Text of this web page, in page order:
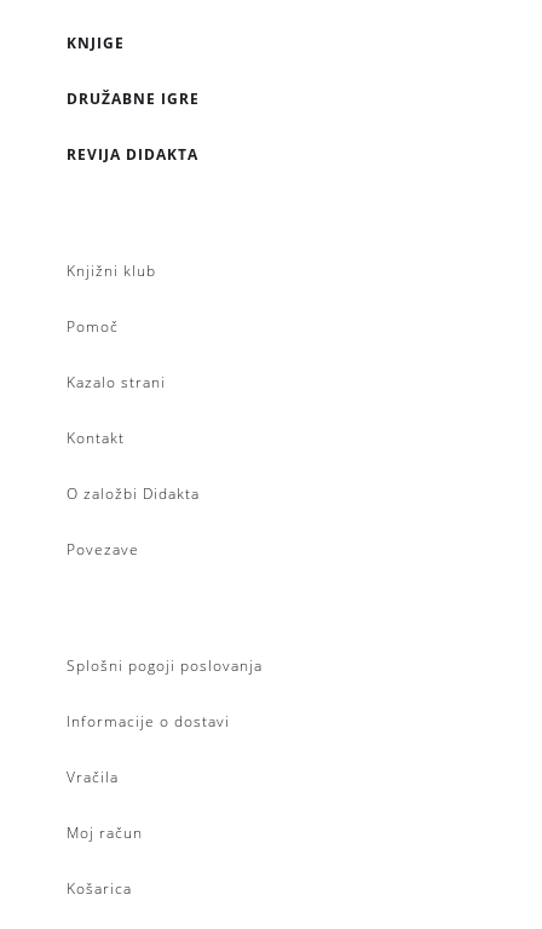
KNJIGE
DRUŽABNE IGRE
REVIJA DIDAKTA
Knjižni klub
Pomoč
Kazalo strani
Kontakt
O založbi Didakta
Povezave
Splošni pogoji poslovanja
Informacije o dostavi
Vračila
Moj račun
Košarica